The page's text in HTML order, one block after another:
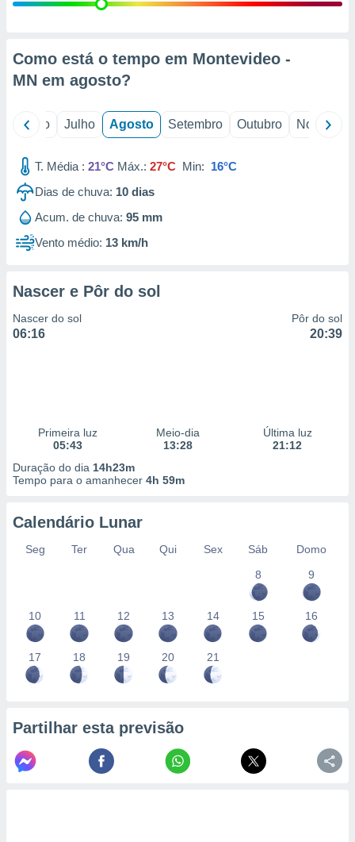
estudos
1199
Como está o tempo em Montevideo -
MN em agosto?
Junho Julho Agosto Setembro Outubro Novembro
T. Média : 21°C Máx.: 27°C Min: 16°C
Dias de chuva: 10 dias
Acum. de chuva: 95 mm
Vento médio: 13 km/h
Nascer e Pôr do sol
Nascer do sol
06:16
Pôr do sol
20:39
Primeira luz
05:43
Meio-dia
13:28
Última luz
21:12
Duração do dia 14h23m
Tempo para o amanhecer 4h 59m
Calendário Lunar
Seg Ter Qua Qui Sex Sáb
Domo
8
9
10 11 12 13 14 15 16
17 18 19 20 21
Partilhar esta previsão